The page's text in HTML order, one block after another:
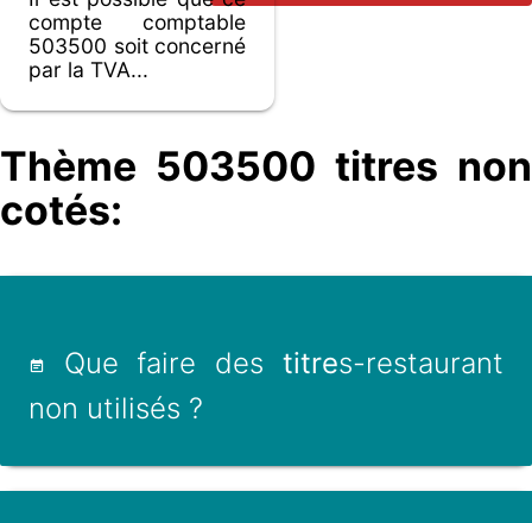
compte comptable
503500 soit concerné
par la TVA...
Thème 503500 titres non
cotés:
Que faire des titres-restaurant
non utilisés ?